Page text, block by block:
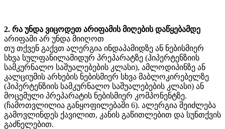
2. რა უნდა ვიცოდეთ არიფამის მიღების დაწყებამდე
არიფამი არ უნდა მიიღოთ
თუ თქვენ გაქვთ ალერგია ინდაპამიდზე ან ნებისმიერ
სხვა სულფანილამიდურ პრეპარატზე (ჰიპერტენზიის
სამკურნალო საშუალებების კლასი), ამლოდიპინზე ან
კალციუმის არხების ნებისმიერ სხვა მაბლოკირებელზე
(ჰიპერტენზიის სამკურნალო საშუალებების კლასი) ან
მოცემული პრეპარატის ნებისმიერ კომპონენტზე.
(ჩამოთვლილია განყოფილებაში 6). ალერგია შეიძლება
გამოვლინდეს ქავილით, კანის გაწითლებით და სუნთქვის
გაძნელებით.